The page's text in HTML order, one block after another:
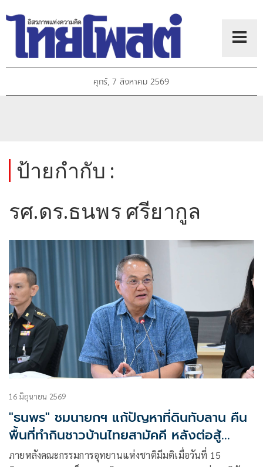
ศุกร์, 7 สิงหาคม 2569
ป้ายกำกับ :
รศ.ดร.ธนพร ศรียากูล
16 มิถุนายน 2569
"ธนพร" ชมนายกฯ แก้ปัญหาที่ดินทับลาน คืน
พื้นที่ทำกินชาวบ้านไทยสามัคคี หลังต่อสู้
ยาวนานกว่า 60 ปี
ภายหลังคณะกรรมการอุทยานแห่งชาติมีมติเมื่อวันที่ 15